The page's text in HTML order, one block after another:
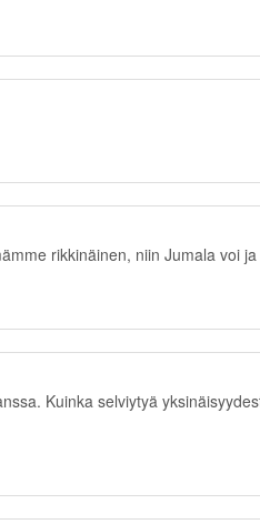
rikkinäinen, niin Jumala voi
Kuinka selviytyä